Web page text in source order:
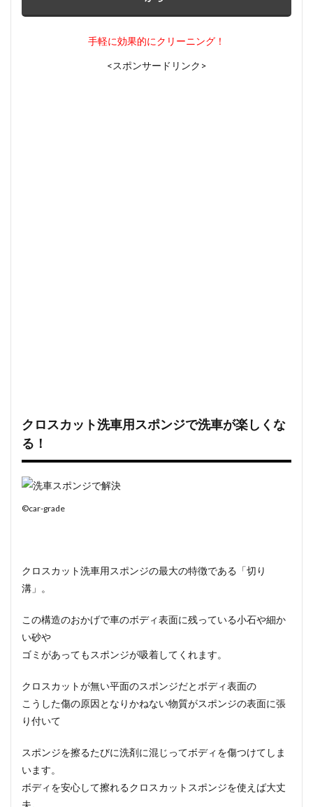
手軽に効果的にクリーニング！
<スポンサードリンク>
クロスカット洗車用スポンジで洗車が楽しくな
る！
©car-grade
クロスカット洗車用スポンジの最大の特徴である「切り
溝」。
この構造のおかげで車のボディ表面に残っている小石や細か
い砂や
ゴミがあってもスポンジが吸着してくれます。
クロスカットが無い平面のスポンジだとボディ表面の
こうした傷の原因となりかねない物質がスポンジの表面に張
り付いて
スポンジを擦るたびに洗剤に混じってボディを傷つけてしま
います。
ボディを安心して擦れるクロスカットスポンジを使えば大丈
夫。